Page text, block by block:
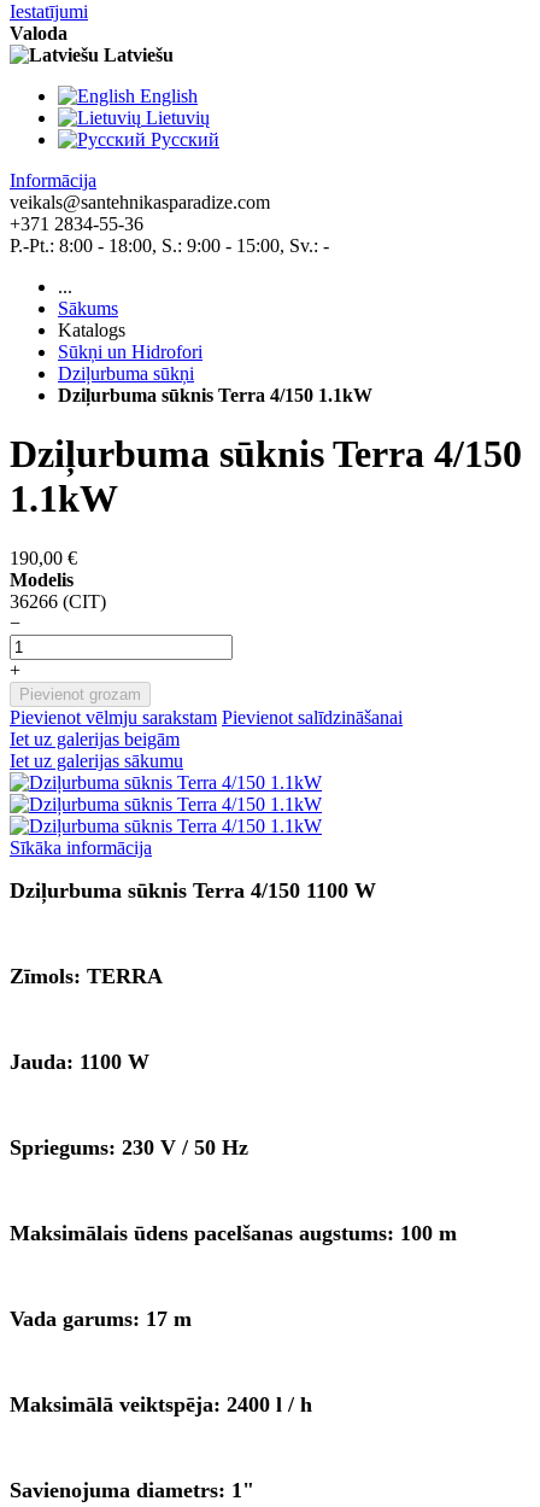
Iestatījumi
Valoda
Latviešu
English
Lietuvių
Pусский
Informācija
veikals@santehnikasparadize.com
+371 2834-55-36
P.-Pt.: 8:00 - 18:00, S.: 9:00 - 15:00, Sv.: -
...
Sākums
Katalogs
Sūkņi un Hidrofori
Dziļurbuma sūkņi
Dziļurbuma sūknis Terra 4/150 1.1kW
Dziļurbuma sūknis Terra 4/150
1.1kW
190,00 €
Modelis
36266 (CIT)
−
+
Pievienot grozam
Pievienot vēlmju sarakstam Pievienot salīdzināšanai
Iet uz galerijas beigām
Iet uz galerijas sākumu
Sīkāka informācija
Dziļurbuma sūknis Terra 4/150 1100 W
Zīmols: TERRA
Jauda: 1100 W
Spriegums: 230 V / 50 Hz
Maksimālais ūdens pacelšanas augstums: 100 m
Vada garums: 17 m
Maksimālā veiktspēja: 2400 l / h
Savienojuma diametrs: 1"